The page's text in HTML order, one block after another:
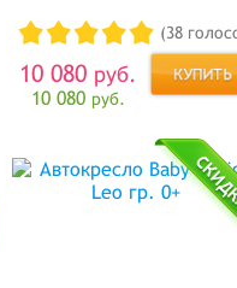
(38
10 080 руб.
10 080 руб.